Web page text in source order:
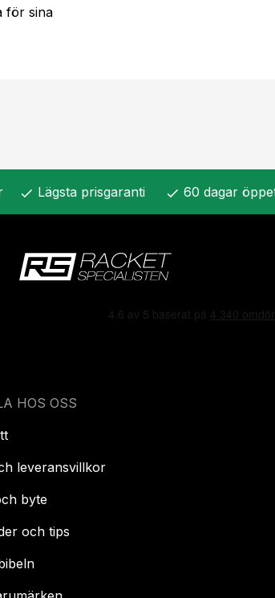
för sina
check Lägsta prisgaranti check 60 dagar
HOS OSS
leveransvillkor
byte
och tips